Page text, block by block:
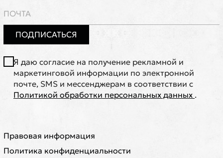
ПОДПИСАТЬСЯ
Я даю согласие на получение рекламной и
маркетинговой информации по электронной
почте, SMS и мессенджерам в соответствии с
Политикой обработки персональных данных .
Правовая информация
Политика конфиденциальности